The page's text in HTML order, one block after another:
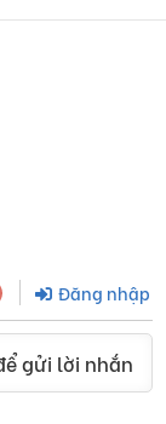
Đăng nhập
gửi lời nhắn